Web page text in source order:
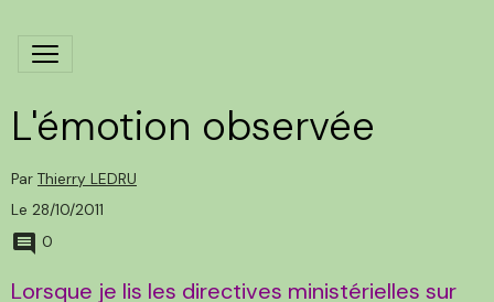
L'émotion observée
Par Thierry LEDRU
Le 28/10/2011
0
Lorsque je lis les directives ministérielles sur